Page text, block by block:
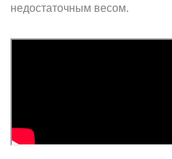
недостаточным весом.